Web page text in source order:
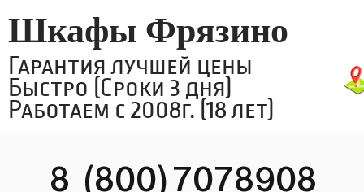
Шкафы Фрязино
Гарантия лучшей цены
Быстро (Сроки 3 дня)
Работаем с 2008г. (18 лет)
8 (800)7078908